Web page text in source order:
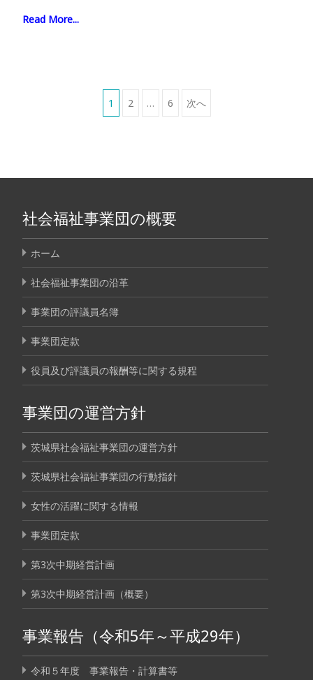
Read More...
1 2 … 6 次へ
社会福祉事業団の概要
ホーム
社会福祉事業団の沿革
事業団の評議員名簿
事業団定款
役員及び評議員の報酬等に関する規程
事業団の運営方針
茨城県社会福祉事業団の運営方針
茨城県社会福祉事業団の行動指針
女性の活躍に関する情報
事業団定款
第3次中期経営計画
第3次中期経営計画（概要）
事業報告（令和5年～平成29年）
令和５年度 事業報告・計算書等